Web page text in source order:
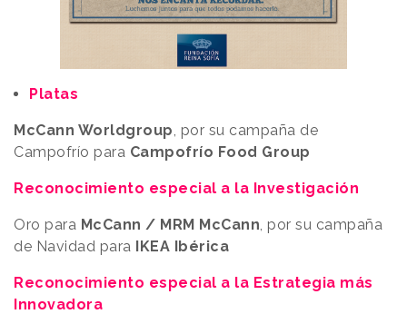
Platas
McCann Worldgroup, por su campaña de
Campofrío para Campofrío Food Group
Reconocimiento especial a la Investigación
Oro para McCann / MRM McCann, por su campaña
de Navidad para IKEA Ibérica
Reconocimiento especial a la Estrategia más
Innovadora